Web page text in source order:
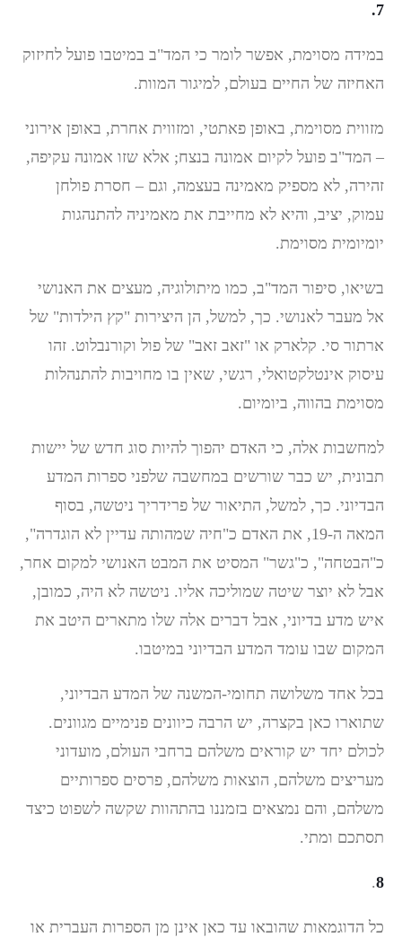
7.
במידה מסוימת, אפשר לומר כי המד"ב במיטבו פועל לחיזוק
האחיזה של החיים בעולם, למיגור המוות.
מזווית מסוימת, באופן פאתטי, ומזווית אחרת, באופן אירוני
– המד"ב פועל לקיום אמונה בנצח; אלא שזו אמונה עקיפה,
זהירה, לא מספיק מאמינה בעצמה, וגם – חסרת פולחן
עמוק, יציב, והיא לא מחייבת את מאמיניה להתנהגות
יומיומית מסוימת.
בשיאו, סיפור המד"ב, כמו מיתולוגיה, מעצים את האנושי
אל מעבר לאנושי. כך, למשל, הן היצירות "קץ הילדות" של
ארתור סי. קלארק או "זאב זאב" של פול וקורנבלוט. זהו
עיסוק אינטלקטואלי, רגשי, שאין בו מחויבות להתנהלות
מסוימת בהווה, ביומיום.
למחשבות אלה, כי האדם יהפוך להיות סוג חדש של יישות
תבונית, יש כבר שורשים במחשבה שלפני ספרות המדע
הבדיוני. כך, למשל, התיאור של פרידריך ניטשה, בסוף
המאה ה-19, את האדם כ"חיה שמהותה עדיין לא הוגדרה",
כ"הבטחה", כ"גשר" המסיט את המבט האנושי למקום אחר,
אבל לא יוצר שיטה שמוליכה אליו. ניטשה לא היה, כמובן,
איש מדע בדיוני, אבל דברים אלה שלו מתארים היטב את
המקום שבו עומד המדע הבדיוני במיטבו.
בכל אחד משלושה תחומי-המשנה של המדע הבדיוני,
שתוארו כאן בקצרה, יש הרבה כיוונים פנימיים מגוונים.
לכולם יחד יש קוראים משלהם ברחבי העולם, מועדוני
מעריצים משלהם, הוצאות משלהם, פרסים ספרותיים
משלהם, והם נמצאים בזמננו בהתהוות שקשה לשפוט כיצד
תסתכם ומתי.
8
.
כל הדוגמאות שהובאו עד כאן אינן מן הספרות העברית או